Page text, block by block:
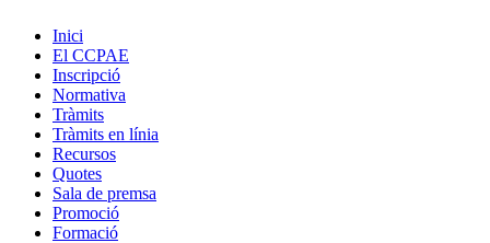
Inici
El CCPAE
Inscripció
Normativa
Tràmits
Tràmits en línia
Recursos
Quotes
Sala de premsa
Promoció
Formació